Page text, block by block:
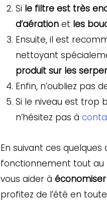
Si le filtre est très
d’aération et les
Ensuite, il est
nettoyant
produit sur les
Enfin, n’oubliez pas
Si le niveau est trop
n’hésitez pas à
En suivant ces
fonctionnement tout au
vous aider à
profitez de l’été en